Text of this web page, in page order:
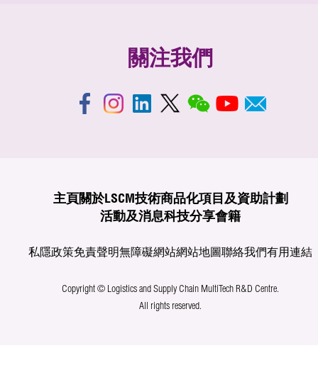
關注我們
主頁 關於LSCM技術商品化項目及資助計劃
活動及消息科技分享會籍
私隱政策免責聲明無障礙網站網站地圖聯絡我們有用連結
Copyright © Logistics and Supply Chain MultiTech R&D Centre.
All rights reserved.